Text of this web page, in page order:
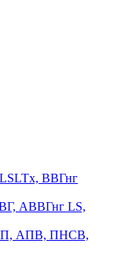
ВВГнг
АВВГнг LS,
АПВ, ПНСВ,